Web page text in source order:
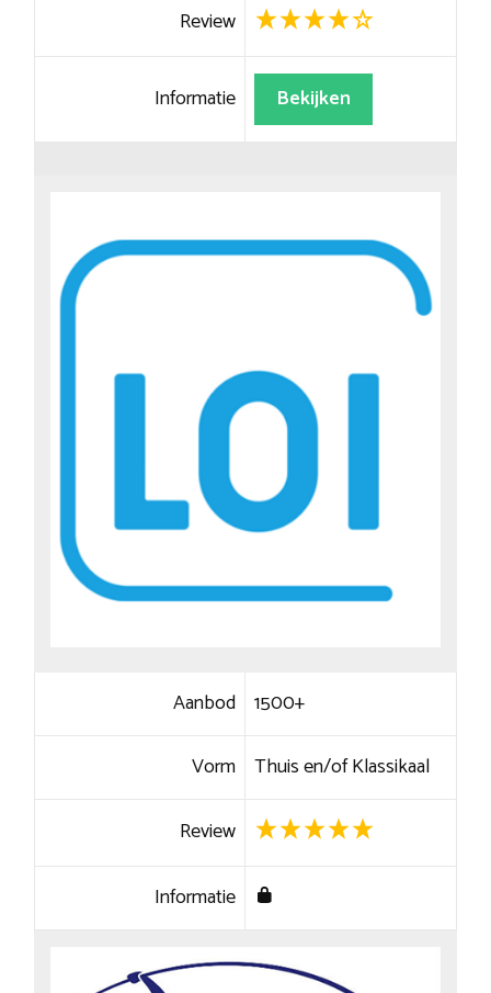
Review
Informatie Bekijken
Aanbod 1500+
Vorm Thuis en/of Klassikaal
Review
Informatie